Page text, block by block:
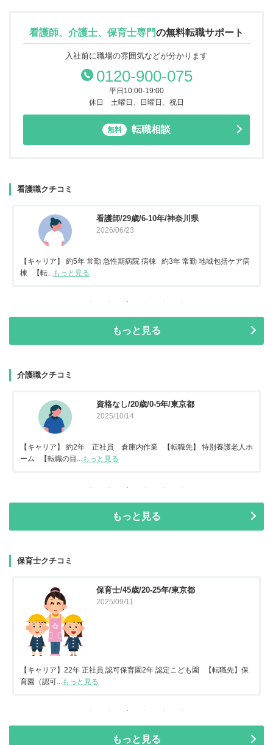
看護師、介護士、保育士専門の無料転職サポート
入社前に職場の雰囲気などが分かります
0120-900-075
平日10:00-19:00
休日 土曜日、日曜日、祝日
無料 転職相談
看護職クチコミ
看護師/29歳/6-10年/神奈川県
2026/06/23
【キャリア】 約5年 常勤 急性期病院 病棟 約3年 常勤 地域包括ケア病
棟 【転...
もっと見る
もっと見る
介護職クチコミ
資格なし/20歳/0-5年/東京都
2025/10/14
【キャリア】 約2年 正社員 倉庫内作業 【転職先】 特別養護老人ホ
ーム 【転職の目...
もっと見る
もっと見る
保育士クチコミ
保育士/45歳/20-25年/東京都
2025/09/11
【キャリア】22年 正社員 認可保育園2年 認定こども園 【転職先】保
育園（認可...
もっと見る
もっと見る